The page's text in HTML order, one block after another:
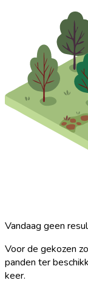
Vandaag geen
Voor de gekozen
panden ter
keer.